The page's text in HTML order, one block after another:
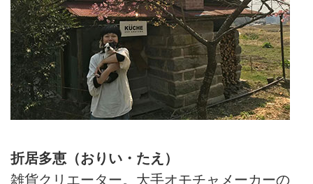
ます。移住後は暮らしのほとんど
が手づくりになり、はじめての経
験に日々、新しい自分を発見して
いるそう。今回は「ハーブティー
をつくるときめき」に気づいたお
話です。
折居多恵（おりい・たえ）
雑貨クリエーター。大手オモチャメーカーの